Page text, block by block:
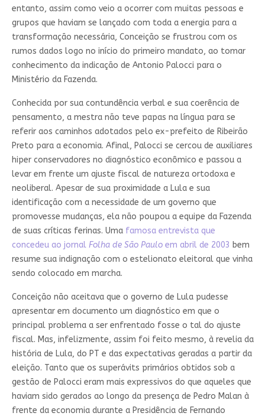
entanto, assim como veio a ocorrer com muitas pessoas e
grupos que haviam se lançado com toda a energia para a
transformação necessária, Conceição se frustrou com os
rumos dados logo no início do primeiro mandato, ao tomar
conhecimento da indicação de Antonio Palocci para o
Ministério da Fazenda.
Conhecida por sua contundência verbal e sua coerência de
pensamento, a mestra não teve papas na língua para se
referir aos caminhos adotados pelo ex-prefeito de Ribeirão
Preto para a economia. Afinal, Palocci se cercou de auxiliares
hiper conservadores no diagnóstico econômico e passou a
levar em frente um ajuste fiscal de natureza ortodoxa e
neoliberal. Apesar de sua proximidade a Lula e sua
identificação com a necessidade de um governo que
promovesse mudanças, ela não poupou a equipe da Fazenda
de suas críticas ferinas. Uma famosa entrevista que
concedeu ao jornalFolha de São Pauloem abril de 2003 bem
resume sua indignação com o estelionato eleitoral que vinha
sendo colocado em marcha.
Conceição não aceitava que o governo de Lula pudesse
apresentar em documento um diagnóstico em que o
principal problema a ser enfrentado fosse o tal do ajuste
fiscal. Mas, infelizmente, assim foi feito mesmo, à revelia da
história de Lula, do PT e das expectativas geradas a partir da
eleição. Tanto que os superávits primários obtidos sob a
gestão de Palocci eram mais expressivos do que aqueles que
haviam sido gerados ao longo da presença de Pedro Malan à
frente da economia durante a Presidência de Fernando